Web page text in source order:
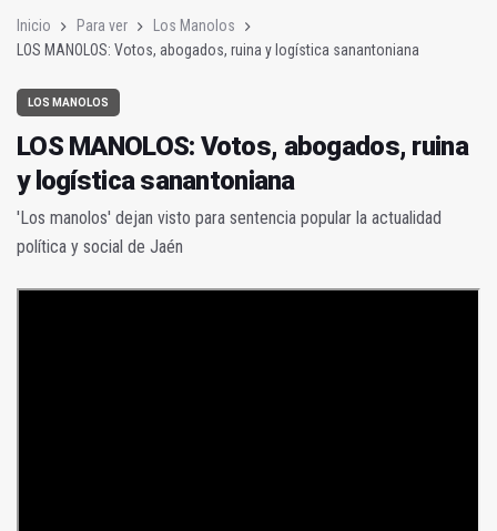
Inicio Para ver
Los Manolos
LOS MANOLOS: Votos, abogados, ruina y logística sanantoniana
LOS MANOLOS
LOS MANOLOS: Votos, abogados, ruina
y logística sanantoniana
'Los manolos' dejan visto para sentencia popular la actualidad
política y social de Jaén